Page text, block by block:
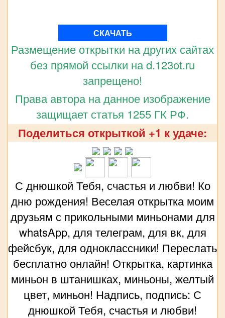
СКАЧАТЬ
Размещение открытки на других сайтах
без прямой ссылки на d.123ot.ru
запрещено!
Права автора на данное изображение
защищает статья 1255 ГК РФ.
Поделиться открыткой +1 к удаче:
С днюшкой Тебя, счастья и любви! Ко
дню рождения! Веселая открытка моим
друзьям с прикольными миньонами для
whatsApp, для телеграм, для вк, для
фейсбук, для одноклассники! Переслать
бесплатно онлайн! Открытка, картинка
миньон в штанишках, миньоны, желтый
цвет, миньон! Надпись, подпись: С
днюшкой Тебя, счастья и любви!